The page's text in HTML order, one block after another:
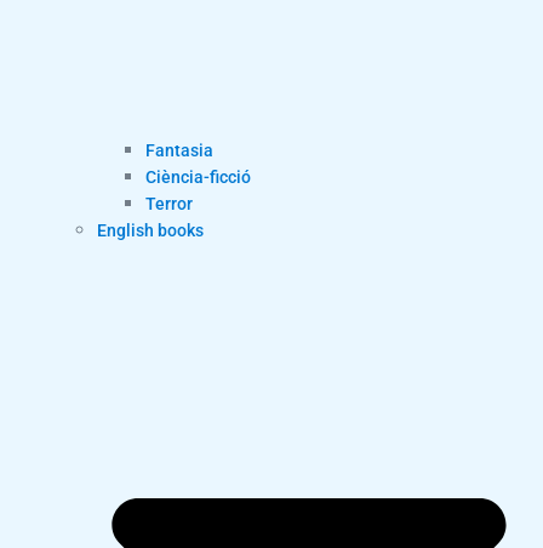
Fantasia
Ciència-ficció
Terror
English books